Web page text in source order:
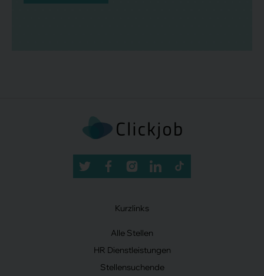
Kurzlinks
Alle Stellen
HR Dienstleistungen
Stellensuchende